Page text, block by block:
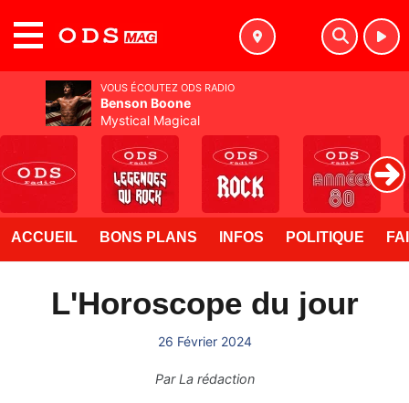
ACCUEIL BONS PLANS INFOS POLITIQUE
L'Horoscope du jour
26 Février 2024
ParLa rédaction
VOUS ÉCOUTEZ ODS RADIO
Benson Boone
Mystical Magical